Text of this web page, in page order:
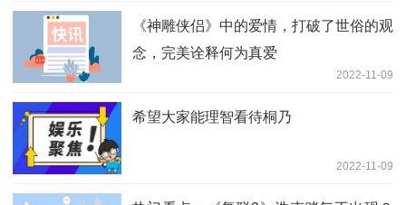
《神雕侠侣》中的爱情，打破了世俗的观
念，完美诠释何为真爱
2022-11-09
希望大家能理智看待桐乃
2022-11-09